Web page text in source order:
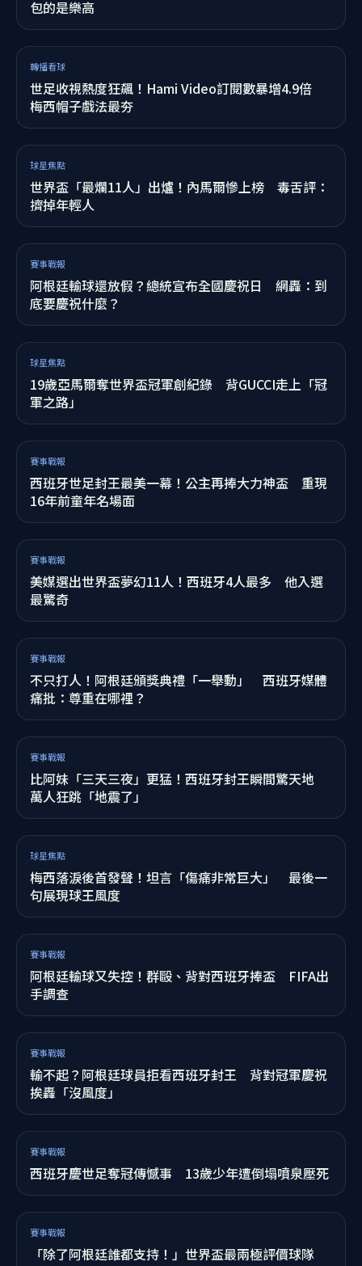
梅西金球獎遭「搶劫」？傳奇球星怒轟FIFA：到底還
要做到什麼？
震撼彈！阿根廷媒體爆「梅西向隊友告別」 國家隊
最後一戰已踢完
世界盃助攻王竟是渣男？遭前女友控冷血「不認女
兒」 扶養費金額曝光
這玩笑太地獄！阿根廷乘客誤信機長廣播以為奪冠狂
歡 下秒真相曝全體眼神死
大力神盃住LV硬箱風光照在這邊 西班牙拿塑膠袋打
包的是樂高
世足收視熱度狂飆！Hami Video訂閱數暴增4.9倍
梅西帽子戲法最夯
世界盃「最爛11人」出爐！內馬爾慘上榜 毒舌評：
擠掉年輕人
阿根廷輸球還放假？總統宣布全國慶祝日 網轟：到
底要慶祝什麼？
19歲亞馬爾奪世界盃冠軍創紀錄 背GUCCI走上「冠
軍之路」
西班牙世足封王最美一幕！公主再捧大力神盃 重現
16年前童年名場面